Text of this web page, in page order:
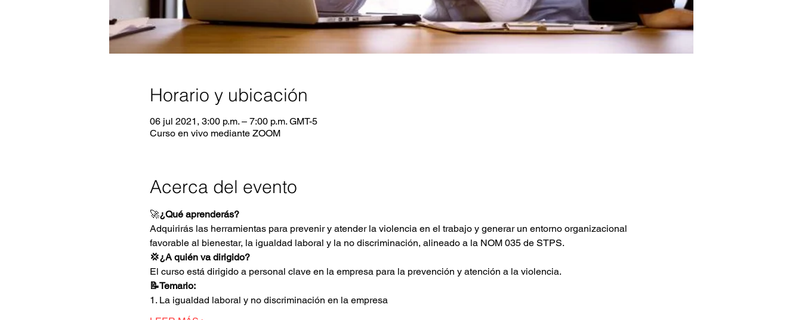
Horario y ubicación
06 jul 2021, 3:00 p.m. – 7:00 p.m. GMT-5
Curso en vivo mediante ZOOM
Acerca del evento
🚀¿Qué aprenderás?
Adquirirás las herramientas para prevenir y atender la violencia en el trabajo y generar un entorno organizacional
favorable al bienestar, la igualdad laboral y la no discriminación, alineado a la NOM 035 de STPS.
💢¿A quién va dirigido?
El curso está dirigido a personal clave en la empresa para la prevención y atención a la violencia.
📝Temario:
1. La igualdad laboral y no discriminación en la empresa